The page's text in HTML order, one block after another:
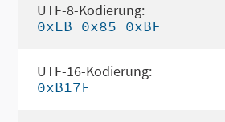
UTF-8-Kodierung:
0xEB 0x85 0xBF
UTF-16-Kodierung:
0xB17F